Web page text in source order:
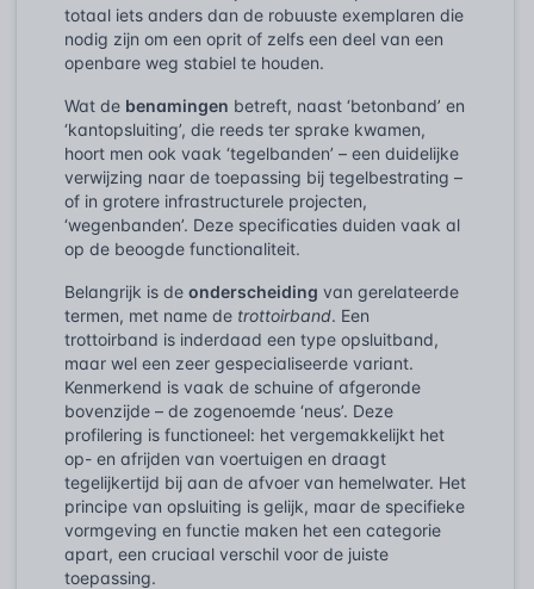
totaal iets anders dan de robuuste exemplaren die
nodig zijn om een oprit of zelfs een deel van een
openbare weg stabiel te houden.
Wat de benamingen betreft, naast ‘betonband’ en
‘kantopsluiting’, die reeds ter sprake kwamen,
hoort men ook vaak ‘tegelbanden’ – een duidelijke
verwijzing naar de toepassing bij tegelbestrating –
of in grotere infrastructurele projecten,
‘wegenbanden’. Deze specificaties duiden vaak al
op de beoogde functionaliteit.
Belangrijk is de onderscheiding van gerelateerde
termen, met name de trottoirband. Een
trottoirband is inderdaad een type opsluitband,
maar wel een zeer gespecialiseerde variant.
Kenmerkend is vaak de schuine of afgeronde
bovenzijde – de zogenoemde ‘neus’. Deze
profilering is functioneel: het vergemakkelijkt het
op- en afrijden van voertuigen en draagt
tegelijkertijd bij aan de afvoer van hemelwater. Het
principe van opsluiting is gelijk, maar de specifieke
vormgeving en functie maken het een categorie
apart, een cruciaal verschil voor de juiste
toepassing.